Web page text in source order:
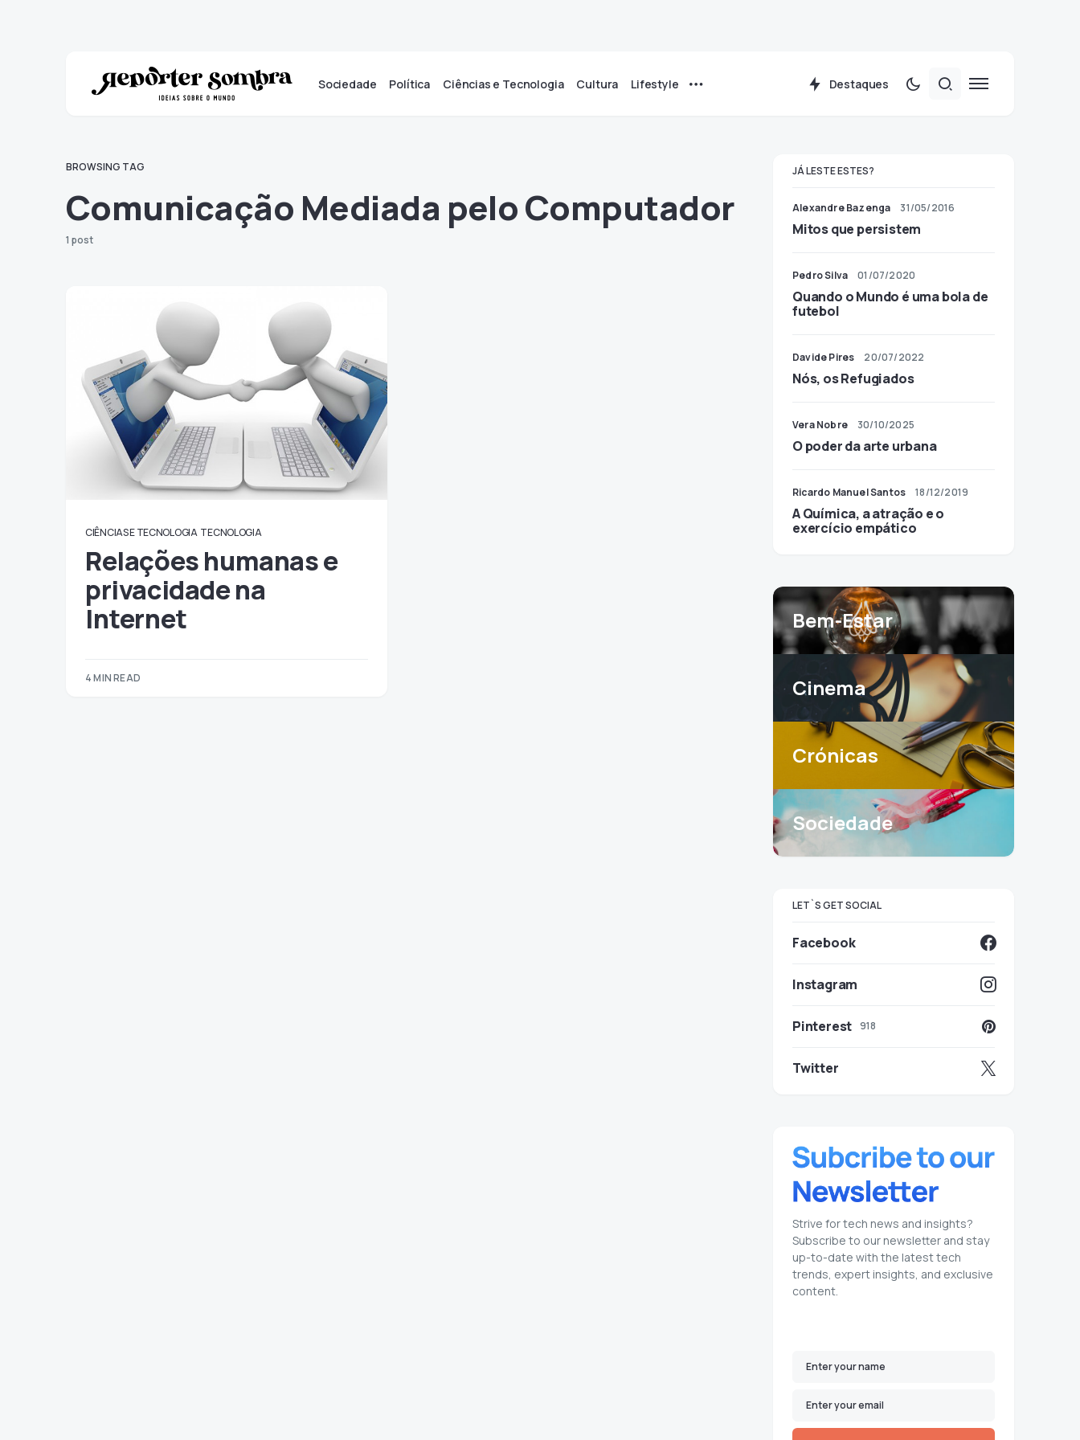
Sociedade Política Ciências e Tecnologia Cultura Lifestyle Destaques
BROWSING TAG
Comunicação Mediada pelo Computador
1 post
CIÊNCIAS E TECNOLOGIA TECNOLOGIA
Relações humanas e
privacidade na
Internet
4 MIN READ
JÁ LESTE ESTES?
Alexandre Bazenga 31/05/2016
Mitos que persistem
Pedro Silva 01/07/2020
Quando o Mundo é uma bola de
futebol
Davide Pires 20/07/2022
Nós, os Refugiados
Vera Nobre 30/10/2025
O poder da arte urbana
Ricardo Manuel Santos 18/12/2019
A Química, a atração e o
exercício empático
Bem-Estar
Cinema
Crónicas
Sociedade
LET`S GET SOCIAL
Facebook
Instagram
Pinterest 918
Twitter
Strive for tech news and insights?
Subscribe to our newsletter and stay
up-to-date with the latest tech
trends, expert insights, and exclusive
content.